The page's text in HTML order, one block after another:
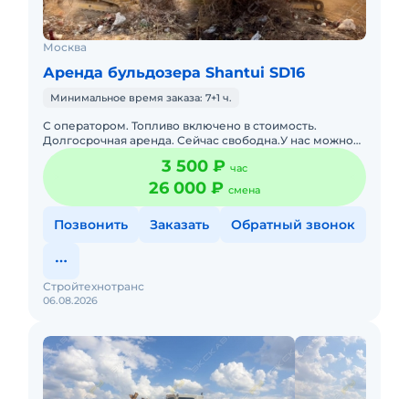
Москва
Аренда бульдозера Shantui SD16
Минимальное время заказа: 7+1 ч.
С оператором. Топливо включено в стоимость.
Долгосрочная аренда. Сейчас свободна.У нас можно
взять бульдозер в аренду недорого. Общего,
специального и многоцеле
3 500 ₽ час
26 000 ₽ смена
Позвонить Заказать Обратный звонок
06.08.2026
Стройтехнотранс